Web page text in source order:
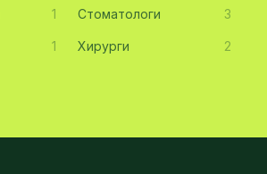
1 Стоматологи 3
1 Хирурги 2